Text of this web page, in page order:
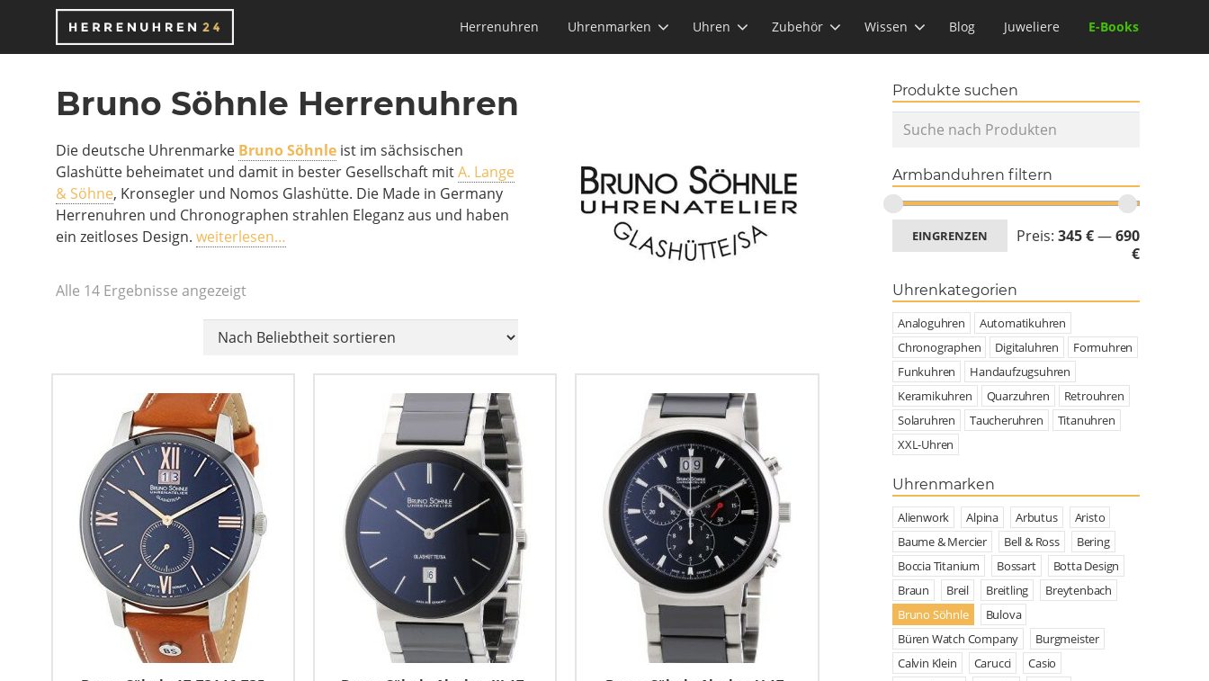
Herrenuhren Uhrenmarken Uhren Zubehör Wissen Blog Juweliere E-Books
Bruno Söhnle Herrenuhren
Die deutsche Uhrenmarke Bruno Söhnle ist im sächsischen
Glashütte beheimatet und damit in bester Gesellschaft mitA. Lange
& Söhne, Kronsegler und Nomos Glashütte. Die Made in Germany
Herrenuhren und Chronographen strahlen Eleganz aus und haben
ein zeitloses Design. weiterlesen…
Alle 14 Ergebnisse angezeigt
Produkte suchen
Armbanduhren filtern
EINGRENZEN Preis: 345 €—690
€
Uhrenkategorien
Analoguhren
Automatikuhren
Chronographen
Digitaluhren
Formuhren
Funkuhren
Handaufzugsuhren
Keramikuhren
Quarzuhren
Retrouhren
Solaruhren
Taucheruhren
Titanuhren
XXL-Uhren
Uhrenmarken
Alienwork Alpina Arbutus
Aristo
Baume & Mercier
Bell & Ross
Bering
Boccia Titanium
Bossart
Botta Design
Braun
Breil Breitling
Breytenbach
Bruno Söhnle
Bulova
Büren Watch Company
Burgmeister
Calvin Klein
Carucci
Casio